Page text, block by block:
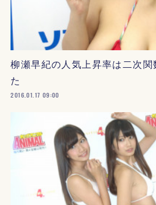
柳瀬早紀の人気上昇率は二次
た
2016.01.17 09:00